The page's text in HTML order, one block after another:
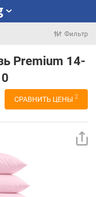
Фильтр
Premium 14-
СРАВНИТЬ ЦЕНЫ 2